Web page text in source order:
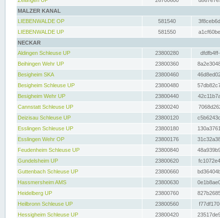
MALZER KANAL
LIEBENWALDE OP
581540
LIEBENWALDE UP
581550
NECKAR
Aldingen Schleuse UP
23800280
Beihingen Wehr UP
23800360
Besigheim SKA
23800460
Besigheim Schleuse UP
23800480
Besigheim Wehr UP
23800440
Cannstatt Schleuse UP
23800240
Deizisau Schleuse UP
23800120
Esslingen Schleuse UP
23800180
Esslingen Wehr OP
23800176
Feudenheim Schleuse UP
23800840
Gundelsheim UP
23800620
Guttenbach Schleuse UP
23800660
Hassmersheim AMS
23800630
Heidelberg UP
23800760
Heilbronn Schleuse UP
23800560
Hessigheim Schleuse UP
23800420